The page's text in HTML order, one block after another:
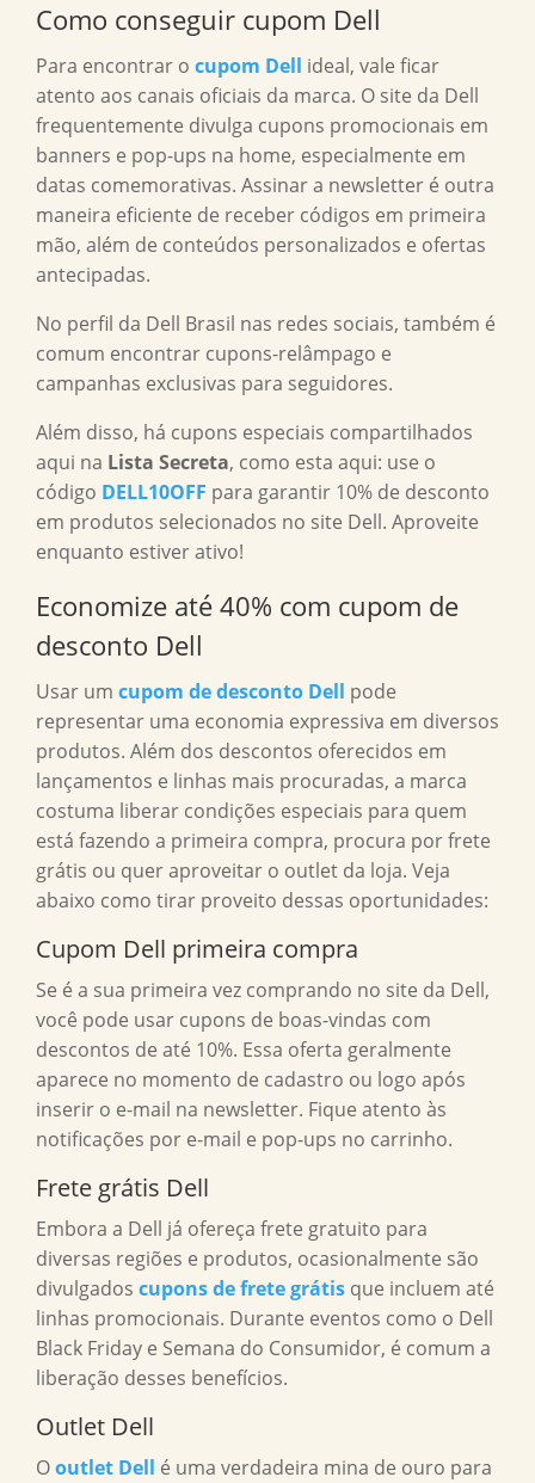
Como conseguir cupom Dell
Para encontrar o cupom Dell ideal, vale ficar
atento aos canais oficiais da marca. O site da Dell
frequentemente divulga cupons promocionais em
banners e pop-ups na home, especialmente em
datas comemorativas. Assinar a newsletter é outra
maneira eficiente de receber códigos em primeira
mão, além de conteúdos personalizados e ofertas
antecipadas.
No perfil da Dell Brasil nas redes sociais, também é
comum encontrar cupons-relâmpago e
campanhas exclusivas para seguidores.
Além disso, há cupons especiais compartilhados
aqui na Lista Secreta, como esta aqui: use o
código DELL10OFF para garantir 10% de desconto
em produtos selecionados no site Dell. Aproveite
enquanto estiver ativo!
Economize até 40% com cupom de
desconto Dell
Usar um cupom de desconto Dell pode
representar uma economia expressiva em diversos
produtos. Além dos descontos oferecidos em
lançamentos e linhas mais procuradas, a marca
costuma liberar condições especiais para quem
está fazendo a primeira compra, procura por frete
grátis ou quer aproveitar o outlet da loja. Veja
abaixo como tirar proveito dessas oportunidades:
Cupom Dell primeira compra
Se é a sua primeira vez comprando no site da Dell,
você pode usar cupons de boas-vindas com
descontos de até 10%. Essa oferta geralmente
aparece no momento de cadastro ou logo após
inserir o e-mail na newsletter. Fique atento às
notificações por e-mail e pop-ups no carrinho.
Frete grátis Dell
Embora a Dell já ofereça frete gratuito para
diversas regiões e produtos, ocasionalmente são
divulgados cupons de frete grátis que incluem até
linhas promocionais. Durante eventos como o Dell
Black Friday e Semana do Consumidor, é comum a
liberação desses benefícios.
Outlet Dell
Ooutlet Dell é uma verdadeira mina de ouro para